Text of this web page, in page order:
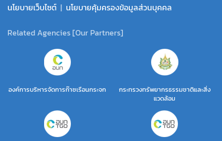
นโยบายเว็บไซต์ | นโยบายคุ้มครองข้อมูลส่วนบุคคล
Related Agencies [Our Partners]
องค์การบริหารจัดการก๊าซเรือนกระจก
กระทรวงทรัพยากรธรรมชาติและสิ่ง
แวดล้อม